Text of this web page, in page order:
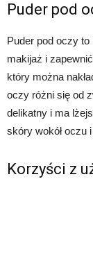
Puder pod
Puder pod oczy
makijaż i
który można
oczy różni się od
delikatny i ma
skóry wokół oczu
Korzyści z